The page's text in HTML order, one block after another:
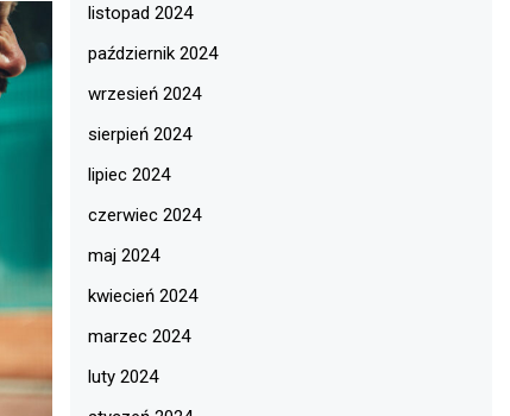
listopad 2024
październik 2024
wrzesień 2024
sierpień 2024
lipiec 2024
czerwiec 2024
maj 2024
kwiecień 2024
marzec 2024
luty 2024